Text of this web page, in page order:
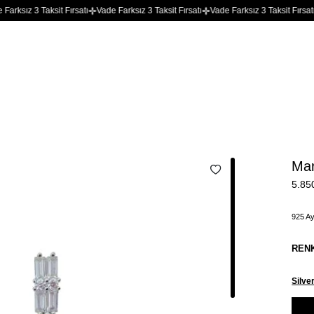
3 Taksit Fırsatı Vade Farksız 3 Taksit Fırsatı Vade Farksız 3 Taksit Fırsatı
925